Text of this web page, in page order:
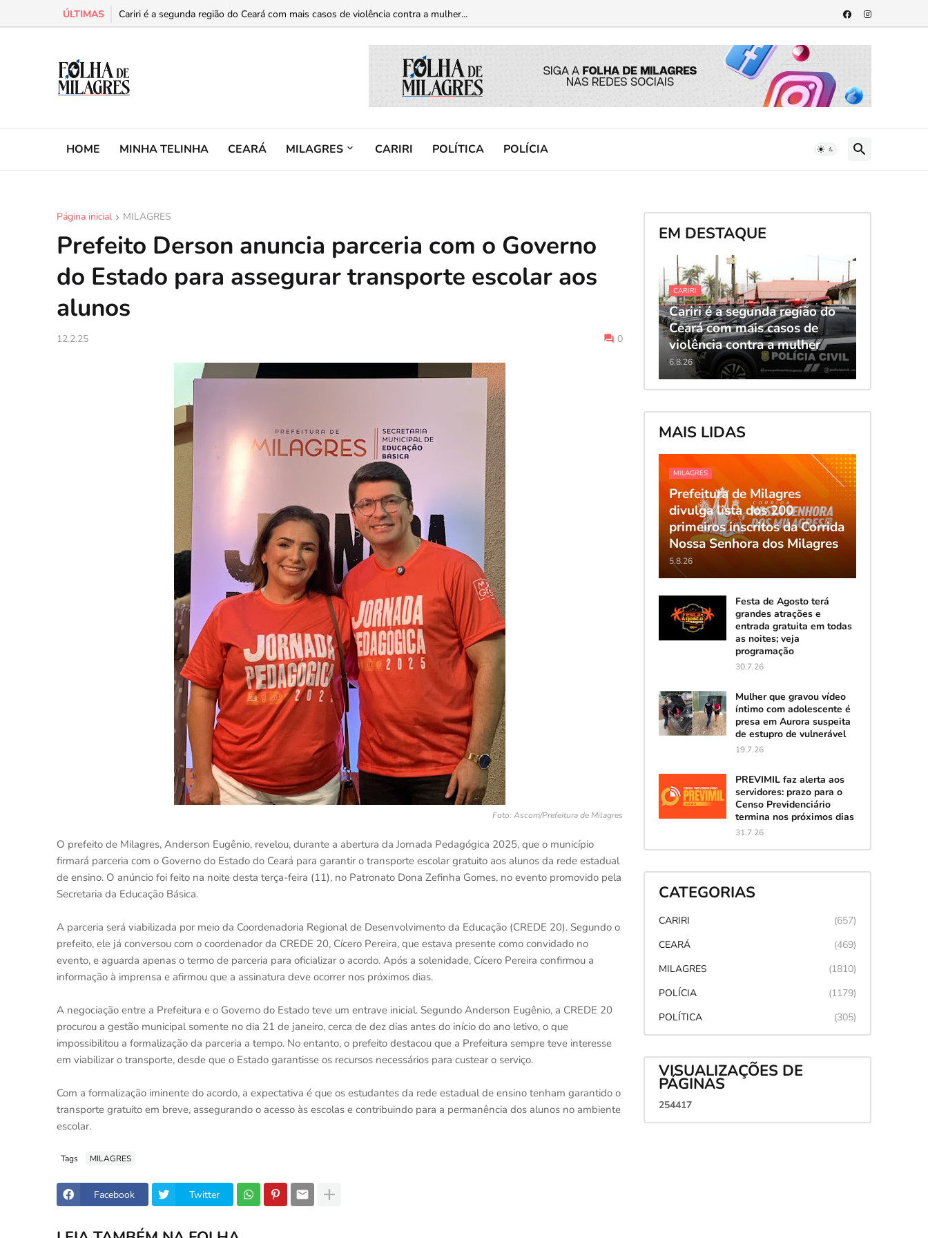
ÚLTIMAS Cariri é a segunda região do Ceará com mais casos de violência contra a mulher...
Homem ateia fogo no guichê da Guanabara em Brejo Santo e trio preso em Mauriti com armas...
HOME MINHA TELINHA CEARÁ MILAGRES CARIRI POLÍTICA POLÍCIA
Página inicial MILAGRES
Prefeito Derson anuncia parceria com o Governo
do Estado para assegurar transporte escolar aos
alunos
12.2.25 0
Foto: Ascom/Prefeitura de Milagres
O prefeito de Milagres, Anderson Eugênio, revelou, durante a abertura da Jornada Pedagógica 2025, que o município
firmará parceria com o Governo do Estado do Ceará para garantir o transporte escolar gratuito aos alunos da rede estadual
de ensino. O anúncio foi feito na noite desta terça-feira (11), no Patronato Dona Zefinha Gomes, no evento promovido pela
Secretaria da Educação Básica.
A parceria será viabilizada por meio da Coordenadoria Regional de Desenvolvimento da Educação (CREDE 20). Segundo o
prefeito, ele já conversou com o coordenador da CREDE 20, Cícero Pereira, que estava presente como convidado no
evento, e aguarda apenas o termo de parceria para oficializar o acordo. Após a solenidade, Cícero Pereira confirmou a
informação à imprensa e afirmou que a assinatura deve ocorrer nos próximos dias.
A negociação entre a Prefeitura e o Governo do Estado teve um entrave inicial. Segundo Anderson Eugênio, a CREDE 20
procurou a gestão municipal somente no dia 21 de janeiro, cerca de dez dias antes do início do ano letivo, o que
impossibilitou a formalização da parceria a tempo. No entanto, o prefeito destacou que a Prefeitura sempre teve interesse
em viabilizar o transporte, desde que o Estado garantisse os recursos necessários para custear o serviço.
Com a formalização iminente do acordo, a expectativa é que os estudantes da rede estadual de ensino tenham garantido o
transporte gratuito em breve, assegurando o acesso às escolas e contribuindo para a permanência dos alunos no ambiente
escolar.
Tags MILAGRES
Facebook Twitter
EM DESTAQUE
CARIRI
Cariri é a segunda região do
Ceará com mais casos de
violência contra a mulher
6.8.26
MAIS LIDAS
MILAGRES
Prefeitura de Milagres
divulga lista dos 200
primeiros inscritos da Corrida
Nossa Senhora dos Milagres
5.8.26
Festa de Agosto terá
grandes atrações e
entrada gratuita em todas
as noites; veja
programação
30.7.26
Mulher que gravou vídeo
íntimo com adolescente é
presa em Aurora suspeita
de estupro de vulnerável
19.7.26
PREVIMIL faz alerta aos
servidores: prazo para o
Censo Previdenciário
termina nos próximos dias
31.7.26
CATEGORIAS
CARIRI
(657)
CEARÁ
(469)
MILAGRES
(1810)
POLÍCIA
(1179)
POLÍTICA
(305)
VISUALIZAÇÕES DE
PÁGINAS
254417